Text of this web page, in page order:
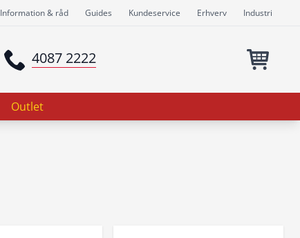
Information & råd Guides Kundeservice Erhverv Industri
4087 2222
Outlet